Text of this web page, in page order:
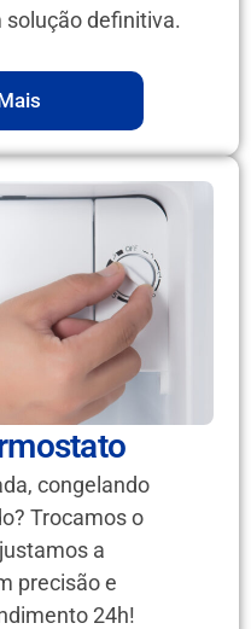
solução definitiva.
congelando
Trocamos o
a
precisão e
24h!